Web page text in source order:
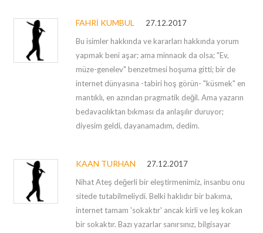
FAHRI KUMBUL
27.12.2017
Bu isimler hakkında ve kararları hakkında yorum
yapmak beni aşar; ama minnacık da olsa; "Ev,
müze-genelev" benzetmesi hoşuma gitti; bir de
internet dünyasına -tabiri hoş görün- "küsmek" en
mantıklı, en azından pragmatik değil. Ama yazarın
bedavacılıktan bıkması da anlaşılır duruyor;
diyesim geldi, dayanamadım, dedim.
KAAN TURHAN
27.12.2017
Nihat Ateş değerli bir eleştirmenimiz, insanbu onu
sitede tutabilmeliydi. Belki haklıdır bir bakıma,
internet tamam 'sokaktır' ancak kirli ve leş kokan
bir sokaktır. Bazı yazarlar sanırsınız, bilgisayar